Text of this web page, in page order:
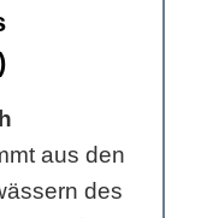
aus den
des